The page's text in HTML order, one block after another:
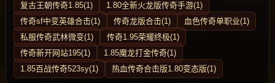
复古王朝传奇1.85(1)
1.80全新火龙版传奇手游(1)
传奇sf中变英雄合击(1)
传奇龙版合击(1)
血色传奇单职业(1)
私服传奇武林微变(1)
传奇1.95荣耀终极(1)
传奇新开网站195(1)
1.85魔龙打金传奇(1)
1.85百战传奇523sy(1)
热血传奇合击版1.80变态版(1)